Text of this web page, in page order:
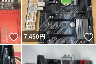
いいね！
7,450円